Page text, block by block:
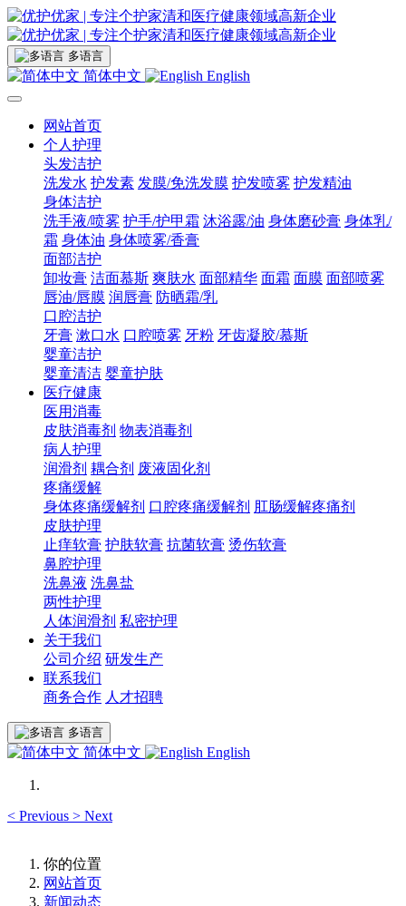
多语言
简体中文 English
网站首页
个人护理
头发洁护
洗发水 护发素 发膜/免洗发膜 护发喷雾 护发精油
身体洁护
洗手液/喷雾 护手/护甲霜 沐浴露/油 身体磨砂膏 身体乳/
霜 身体油 身体喷雾/香膏
面部洁护
卸妆膏 洁面慕斯 爽肤水 面部精华 面霜 面膜 面部喷雾
唇油/唇膜 润唇膏 防晒霜/乳
口腔洁护
牙膏 漱口水 口腔喷雾 牙粉 牙齿凝胶/慕斯
婴童洁护
婴童清洁 婴童护肤
医疗健康
医用消毒
皮肤消毒剂 物表消毒剂
病人护理
润滑剂 耦合剂 废液固化剂
疼痛缓解
身体疼痛缓解剂 口腔疼痛缓解剂 肛肠缓解疼痛剂
皮肤护理
止痒软膏 护肤软膏 抗菌软膏 烫伤软膏
鼻腔护理
洗鼻液 洗鼻盐
两性护理
人体润滑剂 私密护理
关于我们
公司介绍 研发生产
联系我们
商务合作 人才招聘
多语言
简体中文 English
< Previous > Next
你的位置
网站首页
新闻动态